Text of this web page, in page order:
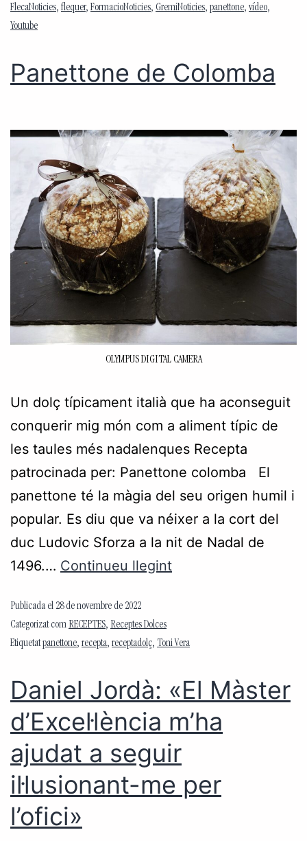
FlecaNoticies, flequer, FormacioNoticies, GremiNoticies, panettone, vídeo,
Youtube
Panettone de Colomba
OLYMPUS DIGITAL CAMERA
Un dolç típicament italià que ha aconseguit
conquerir mig món com a aliment típic de
les taules més nadalenques Recepta
patrocinada per: Panettone colomba El
panettone té la màgia del seu origen humil i
popular. Es diu que va néixer a la cort del
duc Ludovic Sforza a la nit de Nadal de
1496.… Continueu llegint
Publicada el 28 de novembre de 2022
Categorizat com RECEPTES, Receptes Dolces
Etiquetatpanettone, recepta, receptadolç, Toni Vera
Daniel Jordà: «El Màster
d’Excel·lència m’ha
ajudat a seguir
il·lusionant-me per
l’ofici»